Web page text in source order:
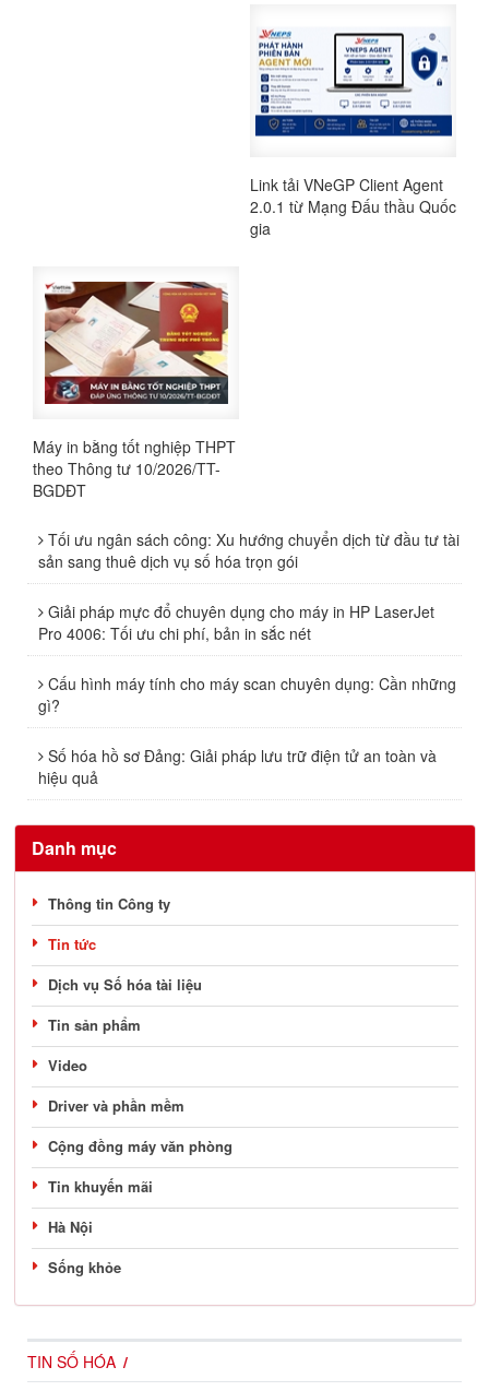
Link tải VNeGP Client Agent
2.0.1 từ Mạng Đấu thầu Quốc
gia
Máy in bằng tốt nghiệp THPT
theo Thông tư 10/2026/TT-
BGDĐT
Tối ưu ngân sách công: Xu hướng chuyển dịch từ đầu tư tài
sản sang thuê dịch vụ số hóa trọn gói
Giải pháp mực đổ chuyên dụng cho máy in HP LaserJet
Pro 4006: Tối ưu chi phí, bản in sắc nét
Cấu hình máy tính cho máy scan chuyên dụng: Cần những
gì?
Số hóa hồ sơ Đảng: Giải pháp lưu trữ điện tử an toàn và
hiệu quả
Danh mục
Thông tin Công ty
Tin tức
Dịch vụ Số hóa tài liệu
Tin sản phẩm
Video
Driver và phần mềm
Cộng đồng máy văn phòng
Tin khuyến mãi
Hà Nội
Sống khỏe
TIN SỐ HÓA